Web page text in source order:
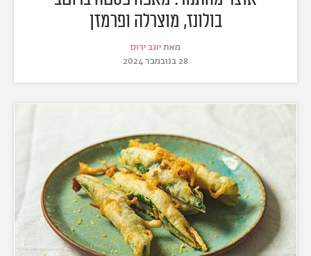
בולונז, מוצרלה ופרמזן
מאתיוגב ירוס
28 בנובמבר 2024